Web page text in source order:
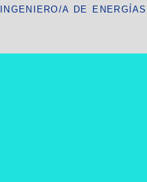
INGENIERO/A DE